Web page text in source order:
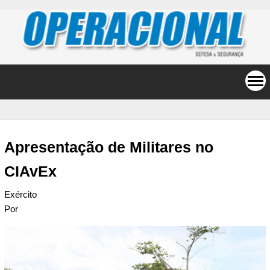
Apresentação de Militares no
CIAvEx
Exército
Por